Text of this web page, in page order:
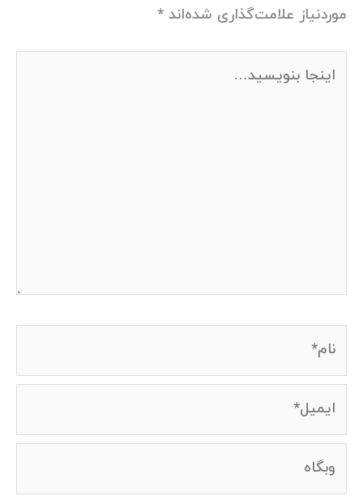
موردنیاز علامت‌گذاری شده‌اند *
وبگاه